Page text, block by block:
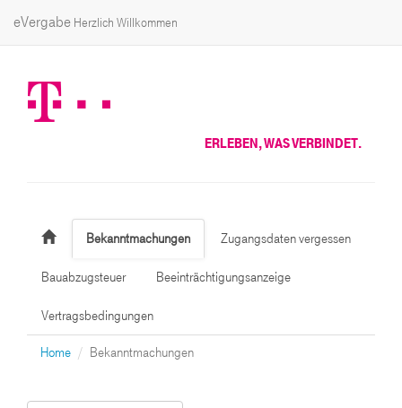
eVergabe Herzlich Willkommen
ERLEBEN, WAS VERBINDET.
Bekanntmachungen Zugangsdaten vergessen
Bauabzugsteuer Beeinträchtigungsanzeige
Vertragsbedingungen
Home Bekanntmachungen